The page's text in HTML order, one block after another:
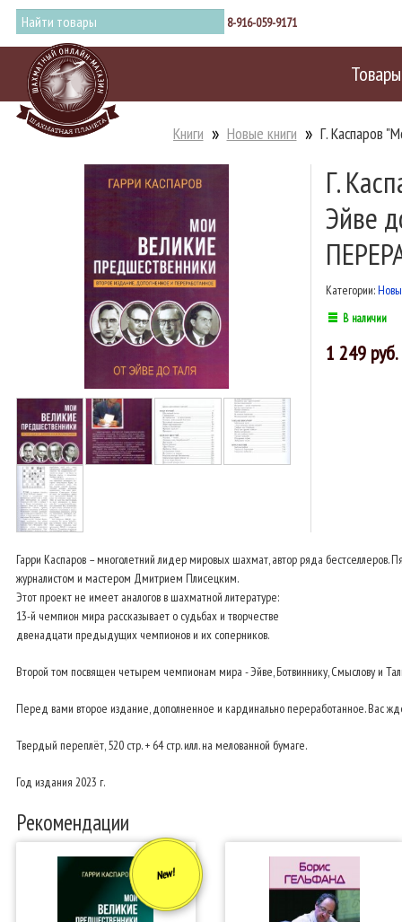
8-916-059-9171
Товары
Книги Новые книги Г. Каспаров
Г.
Эйве
Категории:
В наличии
1 249
Гарри Каспаров – многолетний лидер мировых шахмат, автор ряда
журналистом и мастером Дмитрием Плисецким.
Этот проект не имеет аналогов в шахматной литературе:
13-й чемпион мира рассказывает о судьбах и творчестве
двенадцати предыдущих чемпионов и их соперников.
Второй том посвящен четырем чемпионам мира - Эйве, Ботвиннику, Смыслову и
Перед вами второе издание, дополненное и кардинально переработанное. Вас
Твердый переплёт, 520 стр. + 64 стр. илл. на мелованной бумаге.
Год издания 2023 г.
Рекомендации
New!